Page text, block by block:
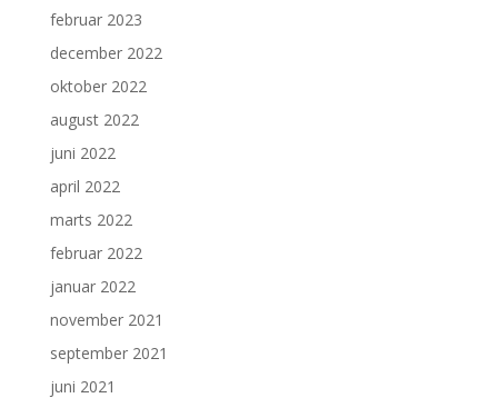
februar 2023
december 2022
oktober 2022
august 2022
juni 2022
april 2022
marts 2022
februar 2022
januar 2022
november 2021
september 2021
juni 2021